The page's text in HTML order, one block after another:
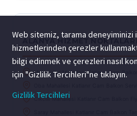
ALANYA HIZMET
Mahmutlar Mahallesi Katlanır Cam
Cikcilli Mahallesi Katlanır Cam Balkon
Web sitemiz, tarama deneyiminizi
hizmetlerinden çerezler
bilgi edinmek ve çerezleri nasıl
için "Gizlilik Tercihleri"ne tıklayın.
Gizlilik Tercihleri